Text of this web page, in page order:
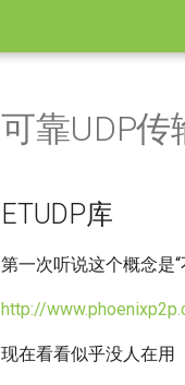
可靠UDP传
ETUDP库
第一次听说这个概念是
http://
现在看看似乎没人在用